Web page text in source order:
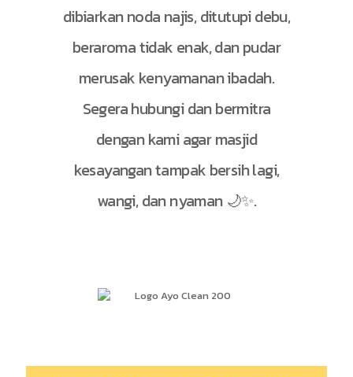
dibiarkan noda najis, ditutupi debu,
beraroma tidak enak, dan pudar
merusak kenyamanan ibadah.
Segera hubungi dan bermitra
dengan kami agar masjid
kesayangan tampak bersih lagi,
wangi, dan nyaman 🌙✨.